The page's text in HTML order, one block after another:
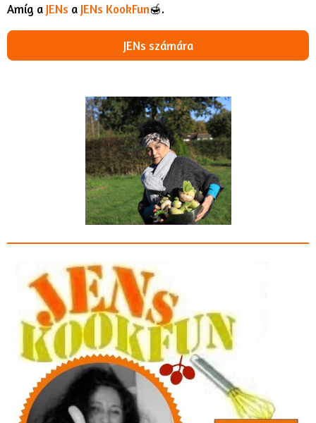
Amíg a JENs a JENs KookFun🍯.
JENs számára